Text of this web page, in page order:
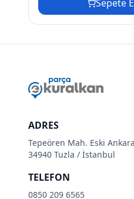
Sepete
ADRES
Tepeören Mah. Eski
34940 Tuzla / İstanbul
TELEFON
0850 209 6565